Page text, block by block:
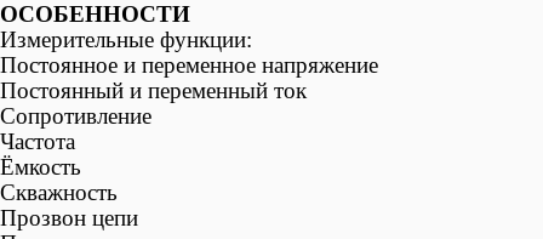
ОСОБЕННОСТИ
Измерительные функции:
Постоянное и переменное напряжение
Постоянный и переменный ток
Сопротивление
Частота
Ёмкость
Скважность
Прозвон цепи